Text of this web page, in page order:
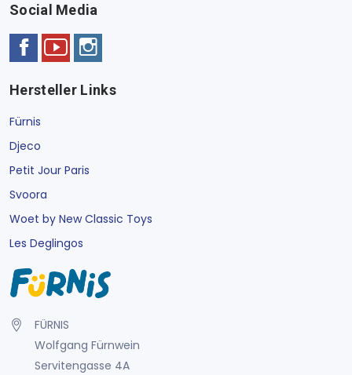
Social Media
Hersteller Links
Fürnis
Djeco
Petit Jour Paris
Svoora
Woet by New Classic Toys
Les Deglingos
FÜRNIS
Wolfgang Fürnwein
Servitengasse 4A